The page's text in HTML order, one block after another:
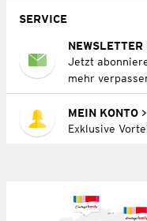
SERVICE
NEWSLETTER
Jetzt
mehr
MEIN KONTO
Exklusive